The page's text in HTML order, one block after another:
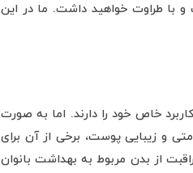
با طراوت خواهید داشت. ما در این
خاص خود را دارند. اما به صورت
و زیبایی پوست، برخی از آن برای
از بدن مربوط به بهداشت بانوان